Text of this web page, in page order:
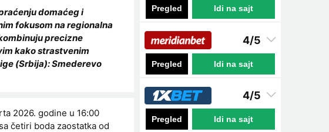
domaćeg i
fokusom na regionalna
precizne
kako strastvenim
(Srbija): Smederevo
2026. godine u 16:00
četiri boda zaostatka od
Pregled Idi na sajt
4/5
Pregled Idi na sajt
4/5
Pregled Idi na sajt